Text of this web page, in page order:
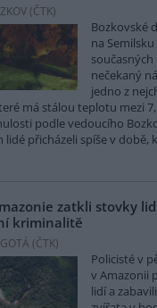
(ČTK)
Bozkovské
na Semilsku
nečekaný
jedno z
má stálou teplotu mezi
podle vedoucího
lidé přicházeli spíše v době,
zatkli stovky
kriminalitě
(ČTK)
Policisté v
v Amazonii
lidí a